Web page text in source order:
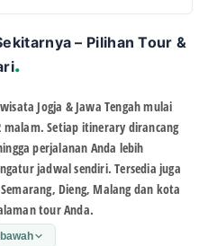
dalam paket
Kota Lama, dan Sam Poo Kong,
Gedongsongo, Dusun Semilir,
termasuk? +
hotel bintang 3 di area
privat ber-AC, tiket masuk
air mineral selama perjalanan,
leader.
makan? +
siang/malam) tidak termasuk
Namun, driver kami siap
lokal terbaik dan restoran
– Pilihan Tour &
Jogja & Jawa Tengahmulai
Setiap itinerary dirancang
perjalanan Anda lebih
jadwal sendiri. Tersedia juga
Dieng, Malangdan kota
tour Anda.